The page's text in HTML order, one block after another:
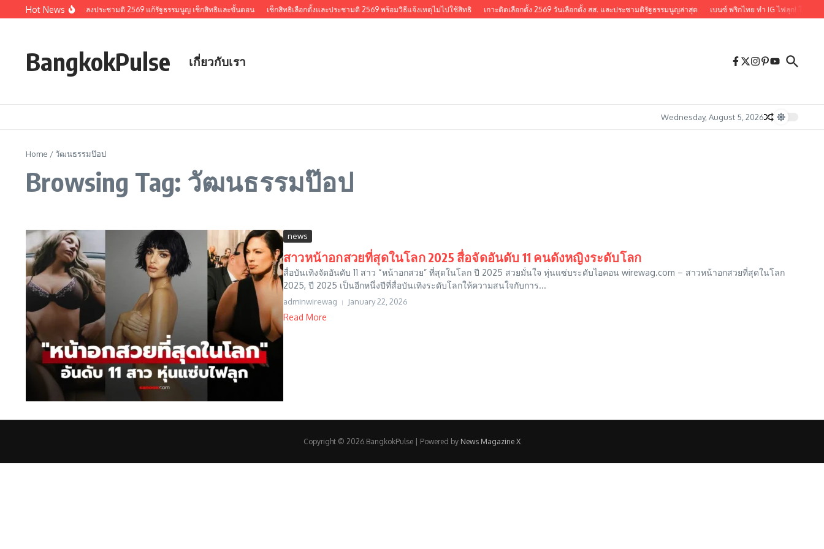
Skip to content
Hot News
รวมประเด็นสำคัญ ลงประชามติ 2569 แก้รัฐธรรมนูญ เช็กสิทธิและขั้นตอน เช็กสิทธิเลือกตั้งและประชามติ 2569 พร้อมวิธีแจ้งเหตุไม่ไปใช้สิทธิ เกาะติดเลือกตั้ง 2569 วันเลือกตั้ง สส. และประชามติรัฐธรรมนูญล่าสุด เบนซ์ พริกไทย ทำ IG ไฟลุก! ใส่ลูกไ
BangkokPulse เกี่ยวกับเรา
Wednesday, August 5, 2026
Home / วัฒนธรรมป๊อป
Browsing Tag: วัฒนธรรมป๊อป
news
สาวหน้าอกสวยที่สุดในโลก 2025 สื่อจัดอันดับ 11 คนดังหญิงระดับโลก
สื่อบันเทิงจัดอันดับ 11 สาว “หน้าอกสวย” ที่สุดในโลก ปี 2025 สวยมั่นใจ หุ่นแซ่บระดับไอคอน wirewag.com – สาวหน้าอกสวยที่สุดในโลก
2025, ปี 2025 เป็นอีกหนึ่งปีที่สื่อบันเทิงระดับโลกให้ความสนใจกับการ...
adminwirewag January 22, 2026
Read More
Copyright © 2026 BangkokPulse | Powered by News Magazine X